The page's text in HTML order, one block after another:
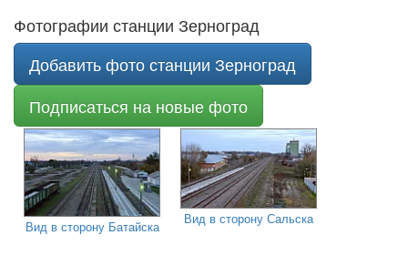
Фотографии станции Зерноград
Добавить фото станции Зерноград
Подписаться на новые фото
Вид в сторону Батайска Вид в сторону Сальска